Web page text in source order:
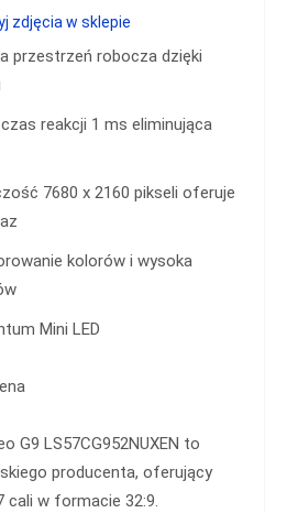
przestrzeń robocza dzięki
czas reakcji 1 ms eliminująca
7680 x 2160 pikseli oferuje
kolorów i wysoka
Mini LED
G9 LS57CG952NUXEN to
producenta, oferujący
cali w formacie 32:9.
zdjęcia w sklepie